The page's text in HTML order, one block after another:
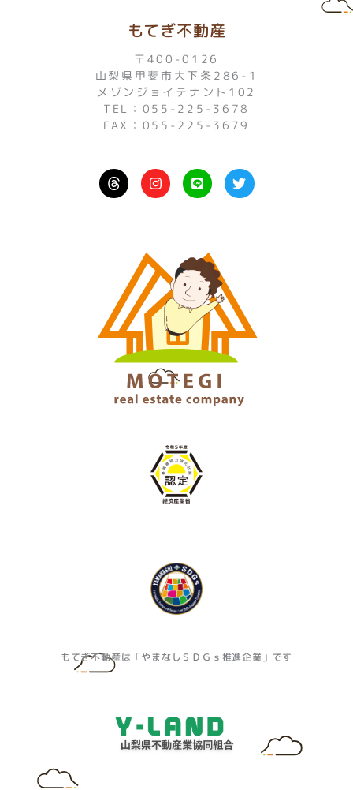
もてぎ不動産
〒400-0126
山梨県甲斐市大下条286-1
メゾンジョイテナント102
TEL：055-225-3678
FAX：055-225-3679
I
n
s
r
a
m
L
i
n
T
w
i
もてぎ不動産は「やまなしＳＤＧｓ推進企業」です